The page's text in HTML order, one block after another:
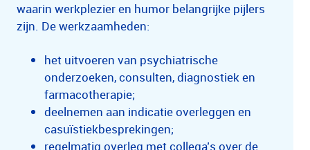
waarin werkplezier en humor belangrijke pijlers
zijn. De werkzaamheden:
het uitvoeren van psychiatrische
onderzoeken, consulten, diagnostiek en
farmacotherapie;
deelnemen aan indicatie overleggen en
casuïstiekbesprekingen;
regelmatig overleg met collega’s over de